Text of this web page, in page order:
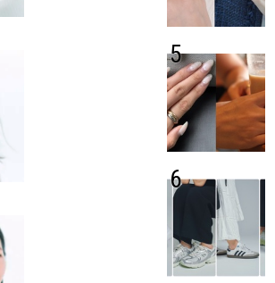
件！ | CLASSY.[クラッシィ]